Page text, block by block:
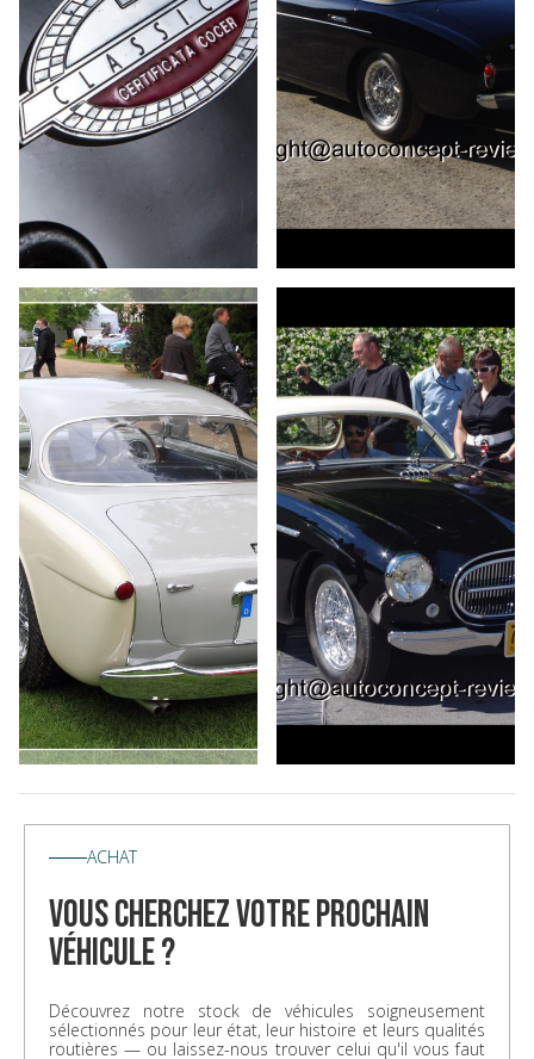
ACHAT
vous cherchez votre prochain
véhicule ?
Découvrez notre stock de véhicules soigneusement
sélectionnés pour leur état, leur histoire et leurs qualités
routières — ou laissez-nous trouver celui qu'il vous faut